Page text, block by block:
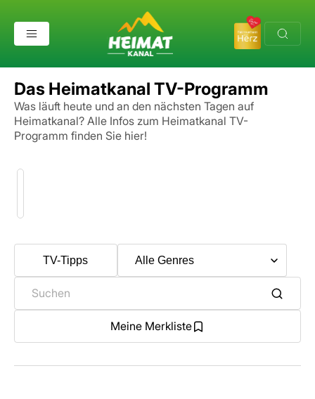
Das Heimatkanal TV-Programm
Was läuft heute und an den nächsten Tagen auf
Heimatkanal? Alle Infos zum Heimatkanal TV-
Programm finden Sie hier!
TV-Tipps
Meine Merkliste